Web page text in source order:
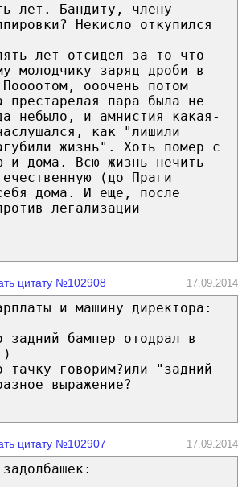
лет. Бандиту, члену
Некисло откупился
лет отсидел за то что
молодчику заряд дроби в
ооочень потом
престарелая пара была не
небыло, и амнистия какая-
как "лишили
жизнь". Хоть помер с
и дома. Всю жизнь нечить
(до Праги
дома. И еще, после
легализации
цитату №102908 17.09.2014
и машину директора:
бампер отодрал в
говорим?или "задний
выражение?
цитату №102907 17.09.2014